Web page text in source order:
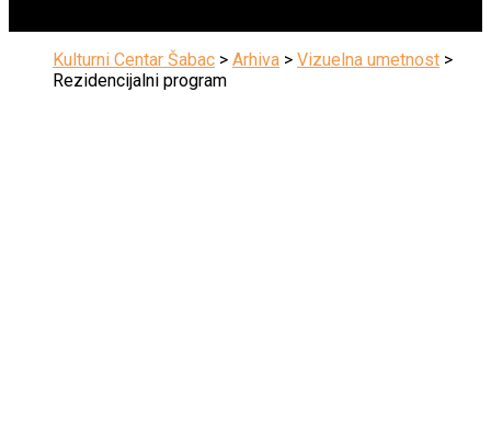
Kulturni Centar Šabac > Arhiva > Vizuelna umetnost >
Rezidencijalni program